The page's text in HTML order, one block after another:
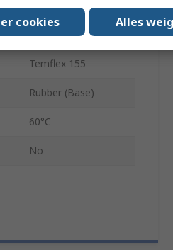
0.13mm
60°C
Temflex 155
Rubber (Base)
60°C
No
cookies Alles